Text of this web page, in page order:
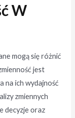
W
mogą się różnić
jest
na ich wydajność
zmiennych
decyzje oraz